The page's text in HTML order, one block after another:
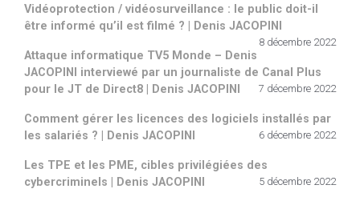
Vidéoprotection / vidéosurveillance : le public doit-il
être informé qu’il est filmé ? | Denis JACOPINI
8 décembre 2022
Attaque informatique TV5 Monde – Denis
JACOPINI interviewé par un journaliste de Canal Plus
pour le JT de Direct8 | Denis JACOPINI
7 décembre 2022
Comment gérer les licences des logiciels installés par
les salariés ? | Denis JACOPINI
6 décembre 2022
Les TPE et les PME, cibles privilégiées des
cybercriminels | Denis JACOPINI
5 décembre 2022